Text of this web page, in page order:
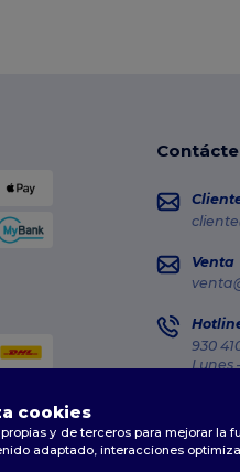
Venta
930
Lunes
cookies
y de terceros para mejorar
adaptado, interacciones